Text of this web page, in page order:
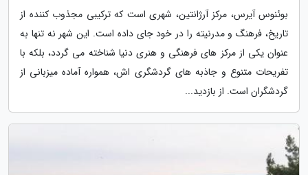
بوئنوس آیرس، مرکز آرژانتین، شهری است که ترکیبی مجذوب کننده از
تاریخ، فرهنگ و مدرنیته را در خود جای داده است. این شهر نه تنها به
عنوان یکی از مرکز های فرهنگی و هنری دنیا شناخته می گردد، بلکه با
تفریحات متنوع و جاذبه های گردشگری اش، همواره آماده میزبانی از
گردشگران است. از بازدید...